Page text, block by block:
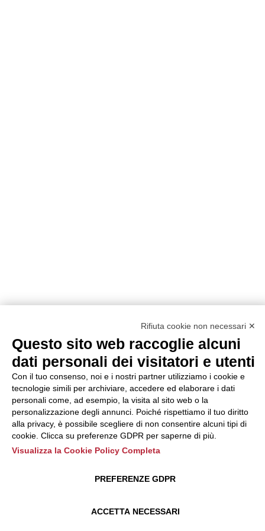
Rifiuta cookie non necessari ✕
Questo sito web raccoglie alcuni
dati personali dei visitatori e utenti
Con il tuo consenso, noi e i nostri partner utilizziamo i cookie e
tecnologie simili per archiviare, accedere ed elaborare i dati
personali come, ad esempio, la visita al sito web o la
personalizzazione degli annunci. Poiché rispettiamo il tuo diritto
alla privacy, è possibile scegliere di non consentire alcuni tipi di
cookie. Clicca su preferenze GDPR per saperne di più.
Visualizza la Cookie Policy Completa
ACCETTA NECESSARI
PREFERENZE GDPR